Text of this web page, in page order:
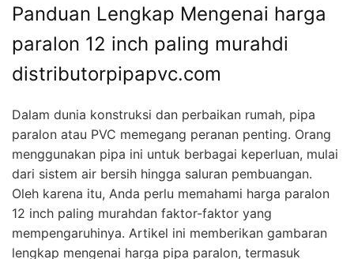
Panduan Lengkap Mengenai harga
paralon 12 inch paling murahdi
distributorpipapvc.com
Dalam dunia konstruksi dan perbaikan rumah, pipa
paralon atau PVC memegang peranan penting. Orang
menggunakan pipa ini untuk berbagai keperluan, mulai
dari sistem air bersih hingga saluran pembuangan.
Oleh karena itu, Anda perlu memahami harga paralon
12 inch paling murahdan faktor-faktor yang
mempengaruhinya. Artikel ini memberikan gambaran
lengkap mengenai harga pipa paralon, termasuk